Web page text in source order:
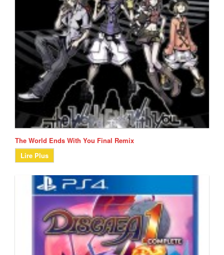
The World Ends With You Final Remix
Lire Plus